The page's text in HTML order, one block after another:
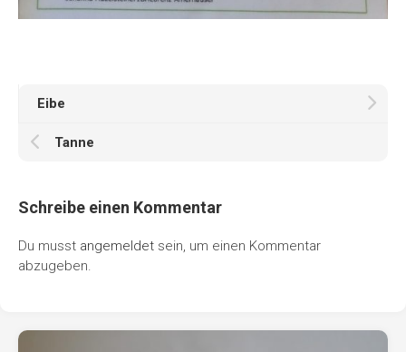
Eibe
Tanne
Schreibe einen Kommentar
Du musst angemeldet sein, um einen Kommentar
abzugeben.